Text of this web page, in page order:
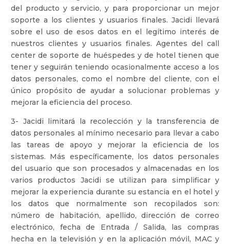
del producto y servicio, y para proporcionar un mejor
soporte a los clientes y usuarios finales. Jacidi llevará
sobre el uso de esos datos en el legítimo interés de
nuestros clientes y usuarios finales. Agentes del call
center de soporte de huéspedes y de hotel tienen que
tener y seguirán teniendo ocasionalmente acceso a los
datos personales, como el nombre del cliente, con el
único propósito de ayudar a solucionar problemas y
mejorar la eficiencia del proceso.
3- Jacidi limitará la recolección y la transferencia de
datos personales al mínimo necesario para llevar a cabo
las tareas de apoyo y mejorar la eficiencia de los
sistemas. Más específicamente, los datos personales
del usuario que son procesados y almacenadas en los
varios productos Jacidi se utilizan para simplificar y
mejorar la experiencia durante su estancia en el hotel y
los datos que normalmente son recopilados son:
número de habitación, apellido, dirección de correo
electrónico, fecha de Entrada / Salida, las compras
hecha en la televisión y en la aplicación móvil, MAC y